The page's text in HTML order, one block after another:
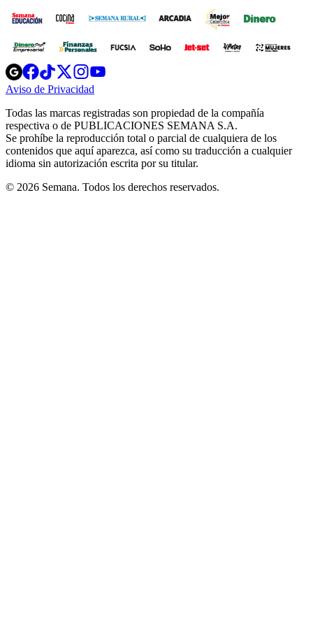
Opens
in
new
Opens
in
new
Opens
in
new
window
Opens
new
windowwindow
Aviso de Privacidad
new
window
Todas las marcas registradas son propiedad de la compañía
respectiva o de PUBLICACIONES SEMANA S.A.
Se prohíbe la reproducción total o parcial de cualquiera de los
contenidos que aquí aparezca, así como su traducción a cualquier
idioma sin autorización escrita por su titular.
© 2026 Semana. Todos los derechos reservados.